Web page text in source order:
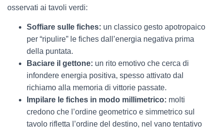
osservati ai tavoli verdi:
Soffiare sulle fiches: un classico gesto apotropaico
per “ripulire” le fiches dall’energia negativa prima
della puntata.
Baciare il gettone: un rito emotivo che cerca di
infondere energia positiva, spesso attivato dal
richiamo alla memoria di vittorie passate.
Impilare le fiches in modo millimetrico: molti
credono che l’ordine geometrico e simmetrico sul
tavolo rifletta l’ordine del destino, nel vano tentativo